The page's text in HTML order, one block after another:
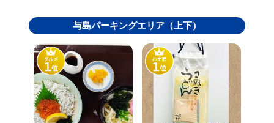
与島パーキングエリア（上下）